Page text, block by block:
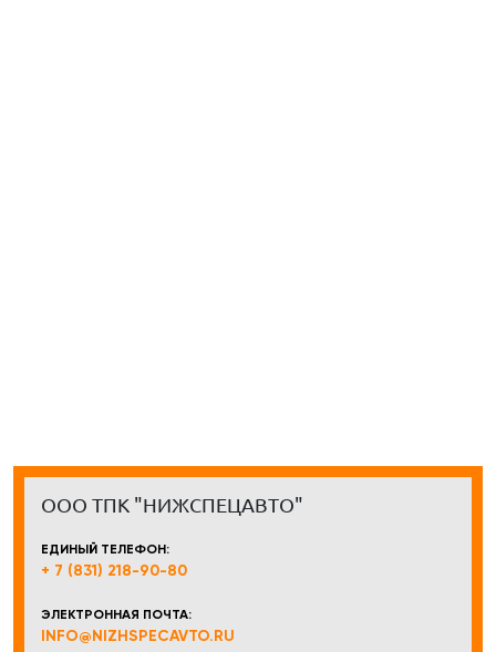
ООО ТПК "НИЖСПЕЦАВТО"
ЕДИНЫЙ ТЕЛЕФОН:
+ 7 (831) 218-90-80
ЭЛЕКТРОННАЯ ПОЧТА:
INFO@NIZHSPECAVTO.RU